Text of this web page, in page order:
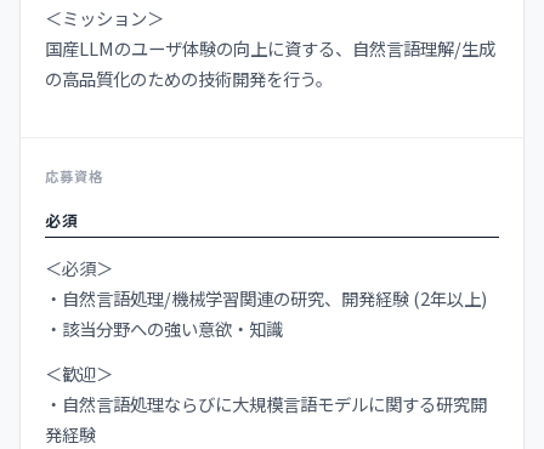
＜ミッション＞
国産LLMのユーザ体験の向上に資する、自然言語理解/生成
の高品質化のための技術開発を行う。
応募資格
必須
＜必須＞
・自然言語処理/機械学習関連の研究、開発経験 (2年以上)
・該当分野への強い意欲・知識
＜歓迎＞
・自然言語処理ならびに大規模言語モデルに関する研究開
発経験